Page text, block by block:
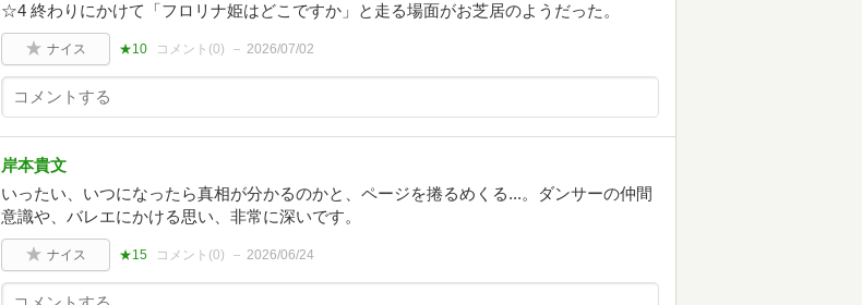
☆4 終わりにかけて「フロリナ姫はどこですか」と走る場面がお芝居のようだった。
ナイス ★10 コメント(0) 2026/07/02
岸本貴文
いったい、いつになったら真相が分かるのかと、ページを捲るめくる...。ダンサーの仲間
意識や、バレエにかける思い、非常に深いです。
ナイス ★15 コメント(0) 2026/06/24